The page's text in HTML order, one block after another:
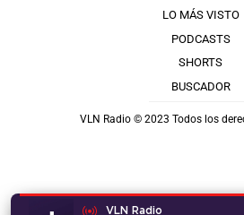
VLN Radio
LO MÁS VISTO
PODCASTS
SHORTS
BUSCADOR
VLN Radio © 2023 Todos los